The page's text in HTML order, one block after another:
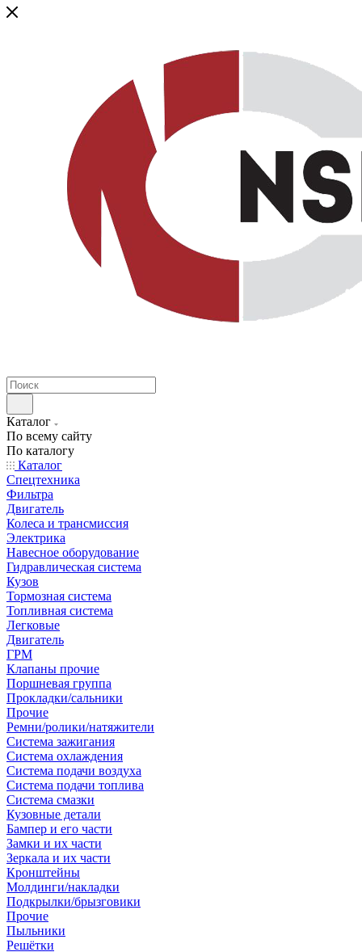
Каталог
По всему сайту
По каталогу
Каталог
Спецтехника
Фильтра
Двигатель
Колеса и трансмиссия
Электрика
Навесное оборудование
Гидравлическая система
Кузов
Тормозная система
Топливная система
Легковые
Двигатель
ГРМ
Клапаны прочие
Поршневая группа
Прокладки/сальники
Прочие
Ремни/ролики/натяжители
Система зажигания
Система охлаждения
Система подачи воздуха
Система подачи топлива
Система смазки
Кузовные детали
Бампер и его части
Замки и их части
Зеркала и их части
Кронштейны
Молдинги/накладки
Подкрылки/брызговики
Прочие
Пыльники
Решётки